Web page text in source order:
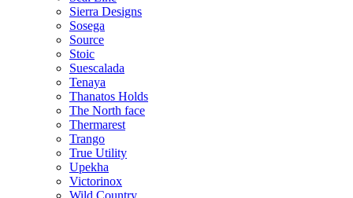
Sierra Designs
Sosega
Source
Stoic
Suescalada
Tenaya
Thanatos Holds
The North face
Thermarest
Trango
True Utility
Upekha
Victorinox